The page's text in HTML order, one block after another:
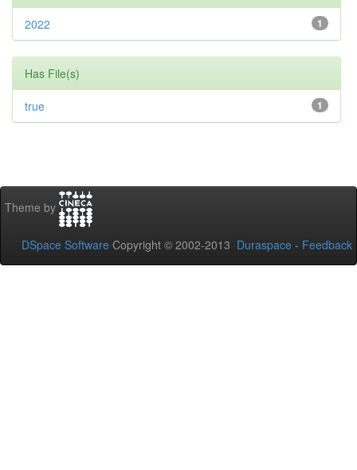
1
2022
Has File(s)
1
true
Theme by
DSpace Software Copyright © 2002-2013 Duraspace - Feedback